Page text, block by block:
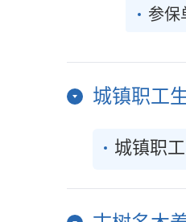
参保
城镇职工
城镇职